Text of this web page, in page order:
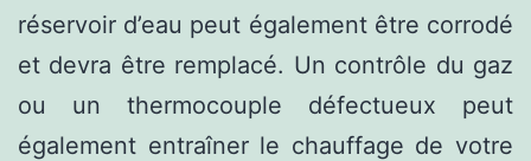
réservoir d’eau peut également être corrodé
et devra être remplacé. Un contrôle du gaz
ou un thermocouple défectueux peut
également entraîner le chauffage de votre